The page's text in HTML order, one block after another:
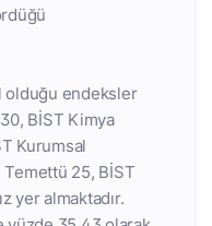
olduğu endeksler
BİST Kimya
Kurumsal
25, BİST
yer almaktadır.